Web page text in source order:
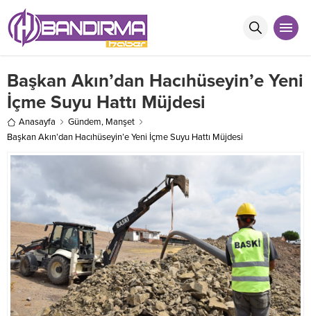
Başkan Akın’dan Hacıhüseyin’e Yeni
İçme Suyu Hattı Müjdesi
Anasayfa Gündem, Manşet
Başkan Akın’dan Hacıhüseyin’e Yeni İçme Suyu Hattı Müjdesi